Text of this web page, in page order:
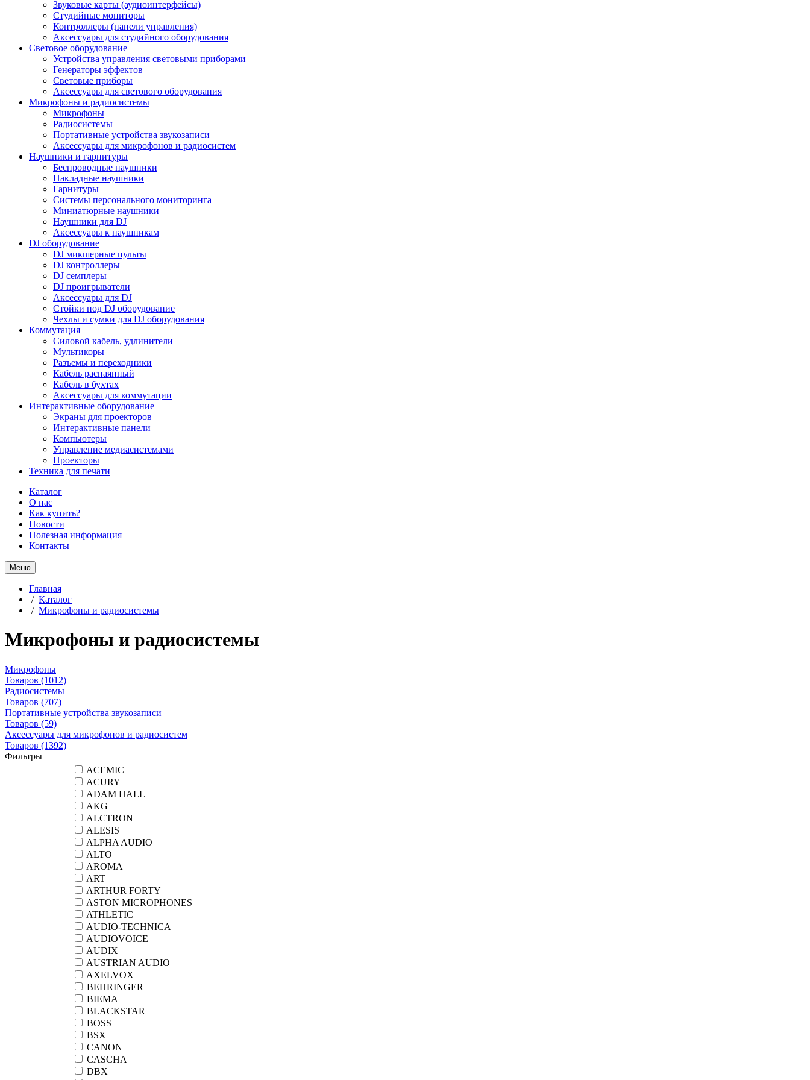
Звуковые карты (аудиоинтерфейсы)
Студийные мониторы
Контроллеры (панели управления)
Аксессуары для студийного оборудования
Световое оборудование
Устройства управления световыми приборами
Генераторы эффектов
Световые приборы
Аксессуары для светового оборудования
Микрофоны и радиосистемы
Микрофоны
Радиосистемы
Портативные устройства звукозаписи
Аксессуары для микрофонов и радиосистем
Наушники и гарнитуры
Беспроводные наушники
Накладные наушники
Гарнитуры
Системы персонального мониторинга
Миниатюрные наушники
Наушники для DJ
Аксессуары к наушникам
DJ оборудование
DJ микшерные пульты
DJ контроллеры
DJ семплеры
DJ проигрыватели
Аксессуары для DJ
Стойки под DJ оборудование
Чехлы и сумки для DJ оборудования
Коммутация
Силовой кабель, удлинители
Мультикоры
Разъемы и переходники
Кабель распаянный
Кабель в бухтах
Аксессуары для коммутации
Интерактивные оборудование
Экраны для проекторов
Интерактивные панели
Компьютеры
Управление медиасистемами
Проекторы
Техника для печати
Каталог
О нас
Как купить?
Новости
Полезная информация
Контакты
Меню
Главная
/ Каталог
/ Микрофоны и радиосистемы
Микрофоны и радиосистемы
Микрофоны
Товаров (1012)
Радиосистемы
Товаров (707)
Портативные устройства звукозаписи
Товаров (59)
Аксессуары для микрофонов и радиосистем
Товаров (1392)
Фильтры
ACEMIC
ACURY
ADAM HALL
AKG
ALCTRON
ALESIS
ALPHA AUDIO
ALTO
AROMA
ART
ARTHUR FORTY
ASTON MICROPHONES
ATHLETIC
AUDIO-TECHNICA
AUDIOVOICE
AUDIX
AUSTRIAN AUDIO
AXELVOX
BEHRINGER
BIEMA
BLACKSTAR
BOSS
BSX
CANON
CASCHA
DBX